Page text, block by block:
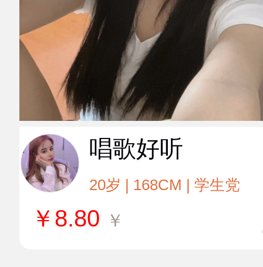
唱歌好听
20岁 | 168CM | 学生党
￥ 8.80 ￥